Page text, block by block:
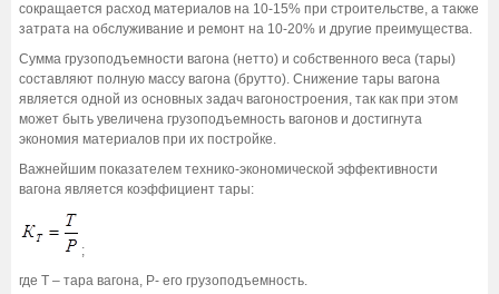
сокращается расход материалов на 10-15% при строительстве, а также
затрата на обслуживание и ремонт на 10-20% и другие преимущества.
Сумма грузоподъемности вагона (нетто) и собственного веса (тары)
составляют полную массу вагона (брутто). Снижение тары вагона
является одной из основных задач вагоностроения, так как при этом
может быть увеличена грузоподъемность вагонов и достигнута
экономия материалов при их постройке.
Важнейшим показателем технико-экономической эффективности
вагона является коэффициент тары:
;
где Т – тара вагона, Р- его грузоподъемность.